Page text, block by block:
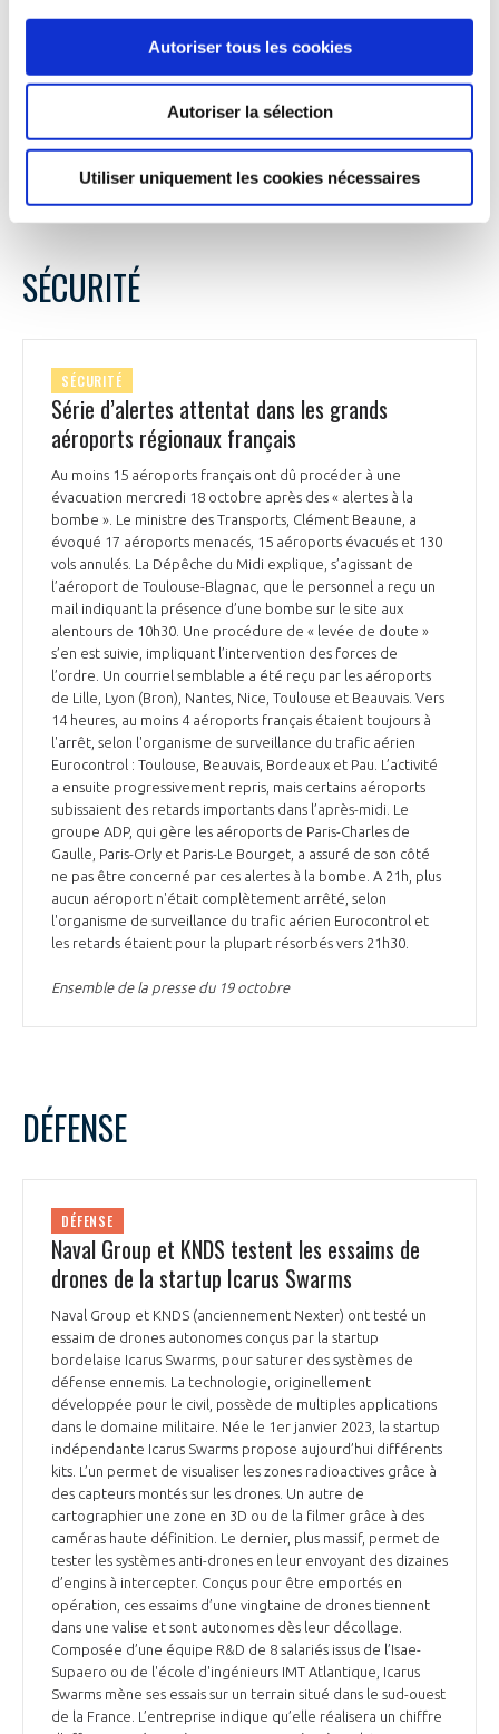
Autoriser tous les cookies
Autoriser la sélection
Utiliser uniquement les cookies nécessaires
désastreux pour l'économie du territoire », souligne
Emmanuel Brehmer, le président du directoire de l'aéroport
La Tribune du 19 octobre
SÉCURITÉ
SÉCURITÉ
Série d’alertes attentat dans les grands
aéroports régionaux français
Au moins 15 aéroports français ont dû procéder à une
évacuation mercredi 18 octobre après des « alertes à la
bombe ». Le ministre des Transports, Clément Beaune, a
évoqué 17 aéroports menacés, 15 aéroports évacués et 130
vols annulés. La Dépêche du Midi explique, s’agissant de
l’aéroport de Toulouse-Blagnac, que le personnel a reçu un
mail indiquant la présence d’une bombe sur le site aux
alentours de 10h30. Une procédure de « levée de doute »
s’en est suivie, impliquant l’intervention des forces de
l’ordre. Un courriel semblable a été reçu par les aéroports
de Lille, Lyon (Bron), Nantes, Nice, Toulouse et Beauvais. Vers
14 heures, au moins 4 aéroports français étaient toujours à
l'arrêt, selon l'organisme de surveillance du trafic aérien
Eurocontrol : Toulouse, Beauvais, Bordeaux et Pau. L’activité
a ensuite progressivement repris, mais certains aéroports
subissaient des retards importants dans l’après-midi. Le
groupe ADP, qui gère les aéroports de Paris-Charles de
Gaulle, Paris-Orly et Paris-Le Bourget, a assuré de son côté
ne pas être concerné par ces alertes à la bombe. A 21h, plus
aucun aéroport n'était complètement arrêté, selon
l'organisme de surveillance du trafic aérien Eurocontrol et
les retards étaient pour la plupart résorbés vers 21h30.
Ensemble de la presse du 19 octobre
DÉFENSE
DÉFENSE
Naval Group et KNDS testent les essaims de
drones de la startup Icarus Swarms
Naval Group et KNDS (anciennement Nexter) ont testé un
essaim de drones autonomes conçus par la startup
bordelaise Icarus Swarms, pour saturer des systèmes de
défense ennemis. La technologie, originellement
développée pour le civil, possède de multiples applications
dans le domaine militaire. Née le 1er janvier 2023, la startup
indépendante Icarus Swarms propose aujourd’hui différents
kits. L’un permet de visualiser les zones radioactives grâce à
des capteurs montés sur les drones. Un autre de
cartographier une zone en 3D ou de la filmer grâce à des
caméras haute définition. Le dernier, plus massif, permet de
tester les systèmes anti-drones en leur envoyant des dizaines
d’engins à intercepter. Conçus pour être emportés en
opération, ces essaims d’une vingtaine de drones tiennent
dans une valise et sont autonomes dès leur décollage.
Composée d’une équipe R&D de 8 salariés issus de l’Isae-
Supaero ou de l'école d'ingénieurs IMT Atlantique, Icarus
Swarms mène ses essais sur un terrain situé dans le sud-ouest
de la France. L’entreprise indique qu’elle réalisera un chiffre